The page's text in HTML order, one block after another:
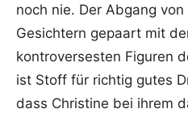
noch nie. Der Abgang
Gesichtern gepaart mit
kontroversesten Figuren
ist Stoff für richtig gutes
dass Christine bei ihrem